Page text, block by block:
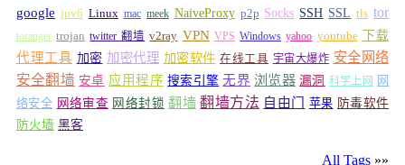
google ipv6 Linux mac meek NaiveProxy p2p Socks SSH SSL tls tor
toranger trojan twitter 翻墙 v2ray VPN VPS Windows yahoo youtube 下载
代理工具 加密 加密代理 加密软件 在线工具 宇宙大爆炸 安全网络
安全翻墙 安卓 应用程序 搜索引擎 无界 浏览器 漏洞 科学上网 网
络安全 网络审查 网络封锁 翻墙 翻墙方法 自由门 苹果 防毒软件
防火墙 黑客
All Tags »»